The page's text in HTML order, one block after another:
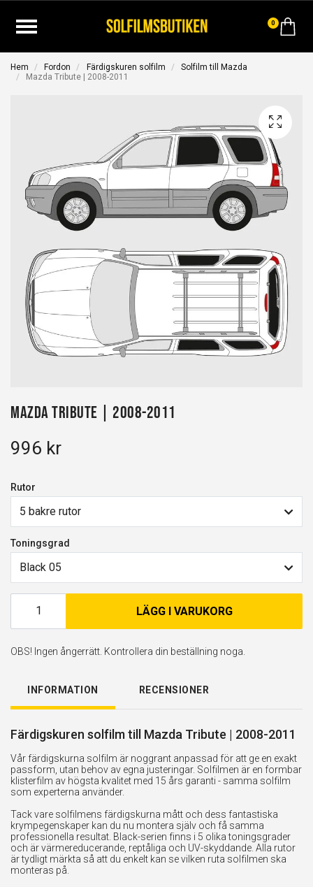
0
Hem Fordon Färdigskuren solfilm
Solfilm till Mazda
Mazda Tribute | 2008-2011
Mazda Tribute | 2008-2011
996 kr
Rutor
5 bakre rutor
Toningsgrad
Black 05
LÄGG I VARUKORG
OBS! Ingen ångerrätt. Kontrollera din beställning noga.
INFORMATION RECENSIONER
Färdigskuren solfilm till Mazda Tribute | 2008-2011
Vår färdigskurna solfilm är noggrant anpassad för att ge en exakt
passform, utan behov av egna justeringar. Solfilmen är en formbar
klisterfilm av högsta kvalitet med 15 års garanti - samma solfilm
som experterna använder.
Tack vare solfilmens färdigskurna mått och dess fantastiska
krympegenskaper kan du nu montera själv och få samma
professionella resultat. Black-serien finns i 5 olika toningsgrader
och är värmereducerande, reptåliga och UV-skyddande. Alla rutor
är tydligt märkta så att du enkelt kan se vilken ruta solfilmen ska
monteras på.